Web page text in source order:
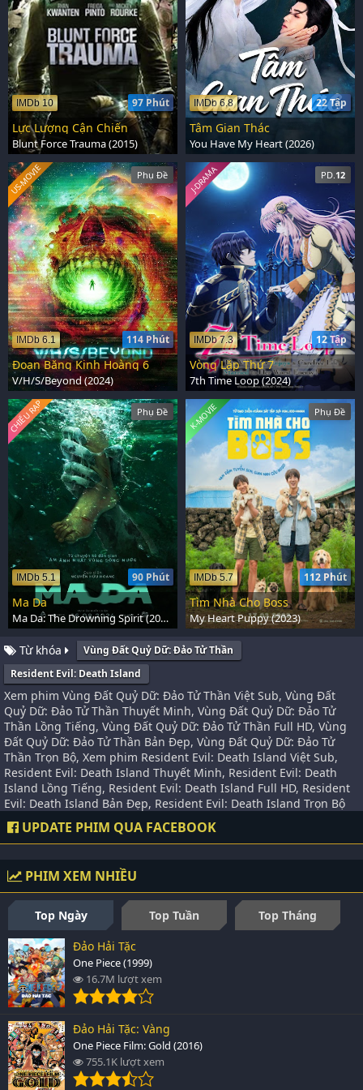
97 Phút
IMDb 10
Lực Lượng Cận Chiến
Blunt Force Trauma (2015)
22 Tập
IMDb 6.8
Tâm Gian Thác
You Have My Heart (2026)
Phụ Đề
114 Phút
IMDb 6.1
US-MOVIE
Đoạn Băng Kinh Hoàng 6
V/H/S/Beyond (2024)
PD.12
12 Tập
IMDb 7.3
J-DRAMA
Vòng Lặp Thứ 7
7th Time Loop (2024)
Phụ Đề
90 Phút
IMDb 5.1
CHIẾU RẠP
Ma Da
Ma Da: The Drowning Spirit (2024)
Phụ Đề
112 Phút
IMDb 5.7
K-MOVIE
Tìm Nhà Cho Boss
My Heart Puppy (2023)
Từ khóa
Vùng Đất Quỷ Dữ: Đảo Tử Thần
Resident Evil: Death Island
Xem phim Vùng Đất Quỷ Dữ: Đảo Tử Thần Việt Sub, Vùng Đất
Quỷ Dữ: Đảo Tử Thần Thuyết Minh, Vùng Đất Quỷ Dữ: Đảo Tử
Thần Lồng Tiếng, Vùng Đất Quỷ Dữ: Đảo Tử Thần Full HD, Vùng
Đất Quỷ Dữ: Đảo Tử Thần Bản Đẹp, Vùng Đất Quỷ Dữ: Đảo Tử
Thần Trọn Bộ, Xem phim Resident Evil: Death Island Việt Sub,
Resident Evil: Death Island Thuyết Minh, Resident Evil: Death
Island Lồng Tiếng, Resident Evil: Death Island Full HD, Resident
Evil: Death Island Bản Đẹp, Resident Evil: Death Island Trọn Bộ
UPDATE PHIM QUA FACEBOOK
PHIM XEM NHIỀU
Top Ngày Top Tuần
Top Tháng
Đảo Hải Tặc
One Piece (1999)
16.7M lượt xem
Đảo Hải Tặc: Vàng
One Piece Film: Gold (2016)
755.1K lượt xem